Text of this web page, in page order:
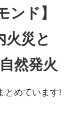
ンド】
火災と
然発火
とめています!